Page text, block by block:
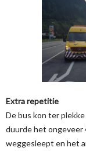
Extra repetitie
De bus kon ter
duurde het ongeveer
weggesleept en het